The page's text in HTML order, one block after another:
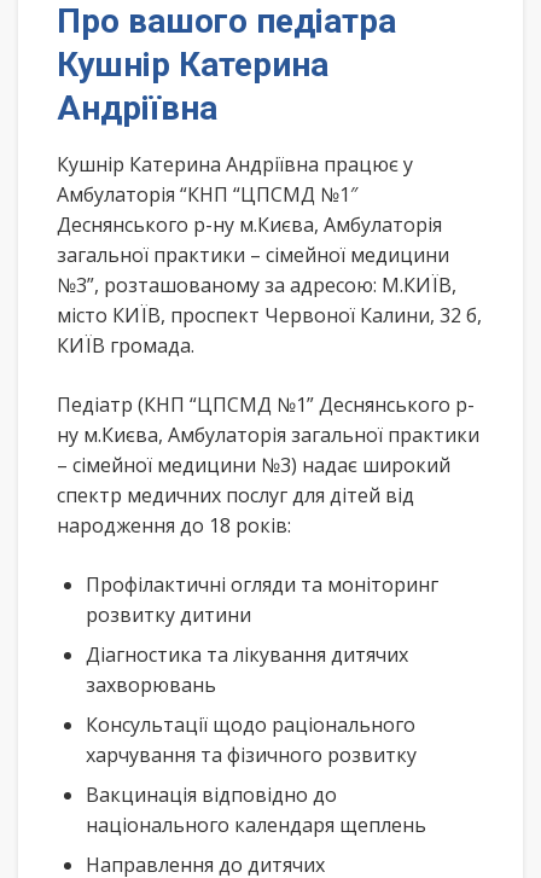
Про вашого педіатра
Кушнір Катерина
Андріївна
Кушнір Катерина Андріївна працює у
Амбулаторія “КНП “ЦПСМД №1″
Деснянського р-ну м.Києва, Амбулаторія
загальної практики – сімейної медицини
№3”, розташованому за адресою: М.КИЇВ,
місто КИЇВ, проспект Червоної Калини, 32 б,
КИЇВ громада.
Педіатр (КНП “ЦПСМД №1” Деснянського р-
ну м.Києва, Амбулаторія загальної практики
– сімейної медицини №3) надає широкий
спектр медичних послуг для дітей від
народження до 18 років:
Профілактичні огляди та моніторинг
розвитку дитини
Діагностика та лікування дитячих
захворювань
Консультації щодо раціонального
харчування та фізичного розвитку
Вакцинація відповідно до
національного календаря щеплень
Направлення до дитячих